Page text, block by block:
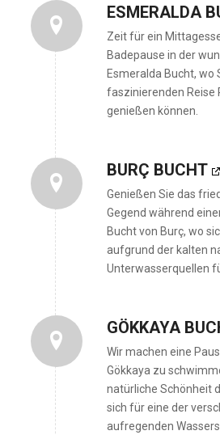
ESMERALDA
Zeit für ein
Badepause in der
Esmeralda Bucht, wo
faszinierenden Reise
genießen können.
BURÇ BUCHT
Genießen Sie das
Gegend während
Bucht von Burç, wo
aufgrund der kalten
Unterwasserquellen
GÖKKAYA
Wir machen eine
Gökkaya zu
natürliche Schönheit
sich für eine der
aufregenden